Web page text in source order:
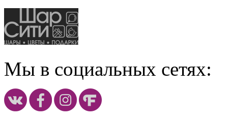
Мы в социальных сетях: